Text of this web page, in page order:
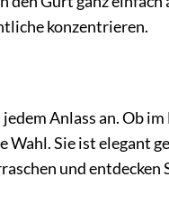
konzentrieren.
Anlass an. Ob im
Sie ist elegant
und entdecken